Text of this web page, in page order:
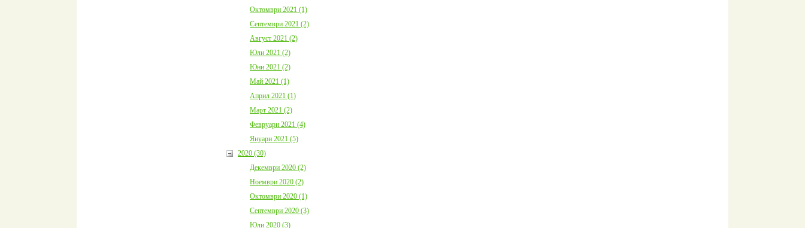
Октомври 2021 (1)
Септември 2021 (2)
Август 2021 (2)
Юли 2021 (2)
Юни 2021 (2)
Май 2021 (1)
Април 2021 (1)
Март 2021 (2)
Февруари 2021 (4)
Януари 2021 (5)
2020 (30)
Декември 2020 (2)
Ноември 2020 (2)
Октомври 2020 (1)
Септември 2020 (3)
Юли 2020 (3)